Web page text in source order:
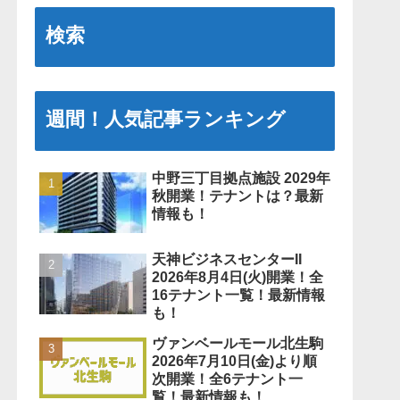
検索
週間！人気記事ランキング
中野三丁目拠点施設 2029年
秋開業！テナントは？最新
情報も！
天神ビジネスセンターII
2026年8月4日(火)開業！全
16テナント一覧！最新情報
も！
ヴァンベールモール北生駒
2026年7月10日(金)より順
次開業！全6テナント一
覧！最新情報も！